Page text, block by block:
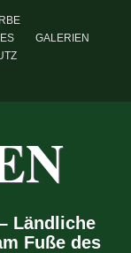
GALERIEN
Ländliche
Fuße des